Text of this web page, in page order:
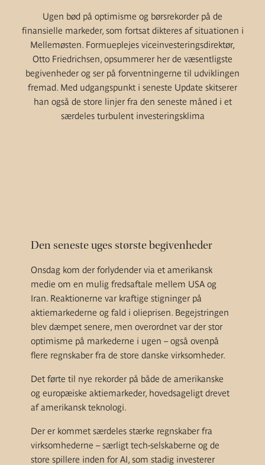
Ugen bød på optimisme og børsrekorder på de
finansielle markeder, som fortsat dikteres af situationen i
Mellemøsten. Formueplejes viceinvesteringsdirektør,
Otto Friedrichsen, opsummerer her de væsentligste
begivenheder og ser på forventningerne til udviklingen
fremad. Med udgangspunkt i seneste Update skitserer
han også de store linjer fra den seneste måned i et
særdeles turbulent investeringsklima
Den seneste uges største begivenheder
Onsdag kom der forlydender via et amerikansk
medie om en mulig fredsaftale mellem USA og
Iran. Reaktionerne var kraftige stigninger på
aktiemarkederne og fald i olieprisen. Begejstringen
blev dæmpet senere, men overordnet var der stor
optimisme på markederne i ugen – også ovenpå
flere regnskaber fra de store danske virksomheder.
Det førte til nye rekorder på både de amerikanske
og europæiske aktiemarkeder, hovedsageligt drevet
af amerikansk teknologi.
Der er kommet særdeles stærke regnskaber fra
virksomhederne – særligt tech-selskaberne og de
store spillere inden for AI, som stadig investerer